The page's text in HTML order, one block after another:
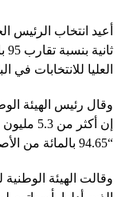
أعيد انتخاب الرئيس
العليا للانتخابات في
وقال رئيس الهيئة
إن أكثر
“94.65 بالمائة من الأصوات”.
وقالت الهيئة